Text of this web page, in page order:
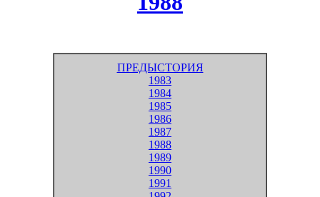
ПРЕДЫСТОРИЯ
1983
1984
1985
1986
1987
1988
1989
1990
1991